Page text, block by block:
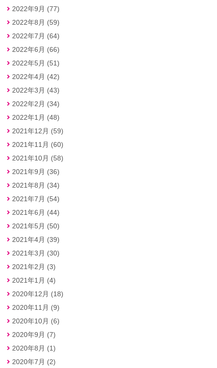
2022年9月 (77)
2022年8月 (59)
2022年7月 (64)
2022年6月 (66)
2022年5月 (51)
2022年4月 (42)
2022年3月 (43)
2022年2月 (34)
2022年1月 (48)
2021年12月 (59)
2021年11月 (60)
2021年10月 (58)
2021年9月 (36)
2021年8月 (34)
2021年7月 (54)
2021年6月 (44)
2021年5月 (50)
2021年4月 (39)
2021年3月 (30)
2021年2月 (3)
2021年1月 (4)
2020年12月 (18)
2020年11月 (9)
2020年10月 (6)
2020年9月 (7)
2020年8月 (1)
2020年7月 (2)